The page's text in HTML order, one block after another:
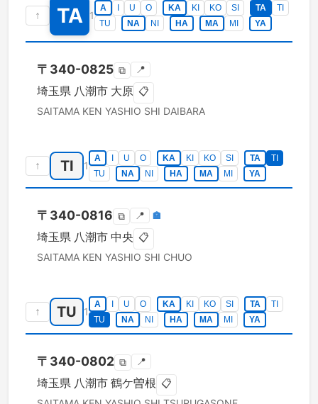
↑ TA 1
A U O KA KI KO SI TA
TI
TU
NA NI HA MA MI YA
〒 340-0825 ⧉ 📍
埼玉県 八潮市 大原 📋
SAITAMA KEN YASHIO SHI DAIBARA
↑ TI 1
A U O KA KI KO SI TA
TI
TU
NA NI HA MA MI YA
〒 340-0816 ⧉ 📍 🏣
埼玉県 八潮市 中央 📋
SAITAMA KEN YASHIO SHI CHUO
↑ TU 1
A U O KA KI KO SI TA
TI
TU
NA NI HA MA MI YA
〒 340-0802 ⧉ 📍
埼玉県 八潮市 鶴ケ曽根 📋